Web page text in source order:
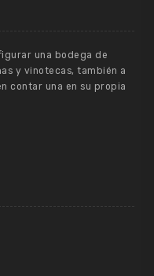
una bodega de
y vinotecas, también a
contar una en su propia